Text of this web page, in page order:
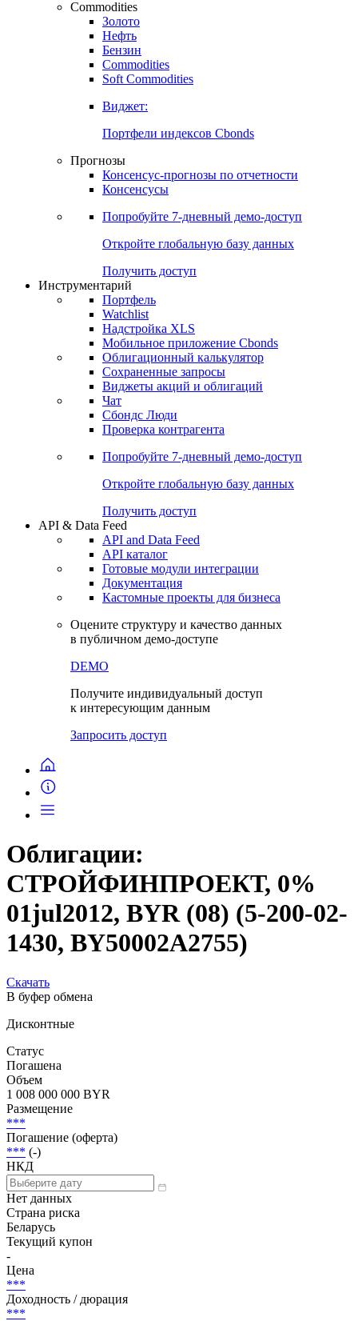
Commodities
Золото
Нефть
Бензин
Commodities
Soft Commodities
Виджет:
Портфели индексов Cbonds
Прогнозы
Консенсус-прогнозы по отчетности
Консенсусы
Попробуйте 7-дневный демо-доступ
Откройте глобальную базу данных
Получить доступ
Инструментарий
Портфель
Watchlist
Надстройка XLS
Мобильное приложение Cbonds
Облигационный калькулятор
Сохраненные запросы
Виджеты акций и облигаций
Чат
Сбондс Люди
Проверка контрагента
Попробуйте 7-дневный демо-доступ
Откройте глобальную базу данных
Получить доступ
API & Data Feed
API and Data Feed
API каталог
Готовые модули интеграции
Документация
Кастомные проекты для бизнеса
Оцените структуру и качество данных
в публичном демо-доступе
DEMO
Получите индивидуальный доступ
к интересующим данным
Запросить доступ
Облигации:
СТРОЙФИНПРОЕКТ, 0%
01jul2012, BYR (08) (5-200-02-
1430, BY50002A2755)
Скачать
В буфер обмена
Дисконтные
Статус
Погашена
Объем
1 008 000 000 BYR
Размещение
***
Погашение (оферта)
*** (-)
НКД
Нет данных
Страна риска
Беларусь
Текущий купон
-
Цена
***
Доходность / дюрация
***